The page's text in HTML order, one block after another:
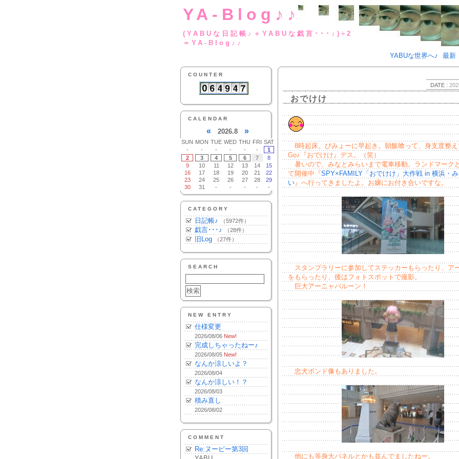
YA-Blog♪♪
(YABUな日記帳♪＋YABUな戯言･･
＝YA-Blog♪♪
YABUな世界へ♪
最新
COUNTER
CALENDAR
« 2026.8 »
SUN MON TUE WED THU FRI SAT
-
- - - - -
1
2
3 4 5 6 7
8
9
10 11 12 13 14
15
16
17 18 19 20 21
22
23
24 25 26 27 28
29
30
31 - - - - -
CATEGORY
日記帳♪ （5972件）
戯言･･･♪ （28件）
旧Log （27件）
SEARCH
NEW ENTRY
仕様変更
2026/08/06 New!
完成しちゃったねー♪
2026/08/05 New!
なんか涼しいよ？
2026/08/04
なんか涼しい！？
2026/08/03
積み直し
2026/08/02
COMMENT
Re:ヌーピー第3回
DATE :
おでけけ
8時起床。びみょーに早起き。朝飯喰って、身支度整え
Go♪『おでけけ』デス。（笑）
暑いので、みなとみらいまで電車移動。ランドマーク
て開催中『SPY×FAMILY「おでけけ」大作戦 in 横浜・
い』へ行ってきましたよ。お嬢にお付き合いですな。
スタンプラリーに参加してステッカーもらったり、ア
をもらったり、後はフォトスポットで撮影。
巨大アーニャバルーン！
忠犬ボンド像もありました。
他にも等身大パネルとかも並んでましたねー。